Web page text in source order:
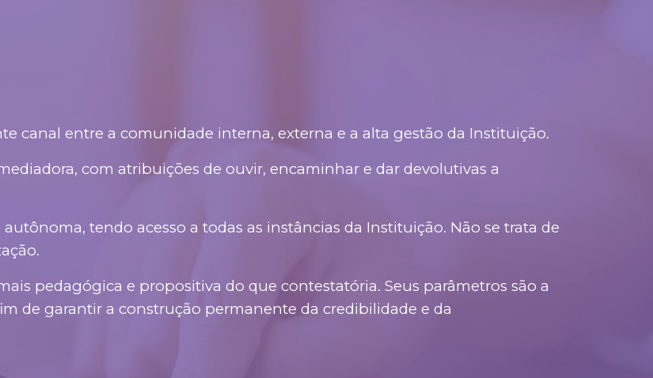
canal entre a comunidade interna, externa e a alta gestão da Instituição.
com atribuições de ouvir, encaminhar e dar devolutivas a
tendo acesso a todas as instâncias da Instituição. Não se trata de
pedagógica e propositiva do que contestatória. Seus parâmetros são a
de garantir a construção permanente da credibilidade e da